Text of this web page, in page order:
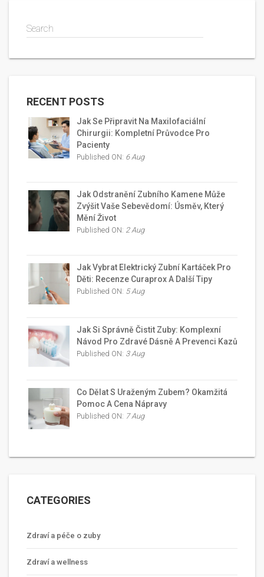
Search
RECENT POSTS
Jak Se Připravit Na Maxilofaciální
Chirurgii: Kompletní Průvodce Pro
Pacienty
Published ON: 6 Aug
Jak Odstranění Zubního Kamene Může
Zvýšit Vaše Sebevědomí: Úsměv, Který
Mění Život
Published ON: 2 Aug
Jak Vybrat Elektrický Zubní Kartáček Pro
Děti: Recenze Curaprox A Další Tipy
Published ON: 5 Aug
Jak Si Správně Čistit Zuby: Komplexní
Návod Pro Zdravé Dásně A Prevenci Kazů
Published ON: 3 Aug
Co Dělat S Uraženým Zubem? Okamžitá
Pomoc A Cena Nápravy
Published ON: 7 Aug
CATEGORIES
Zdraví a péče o zuby
Zdraví a wellness